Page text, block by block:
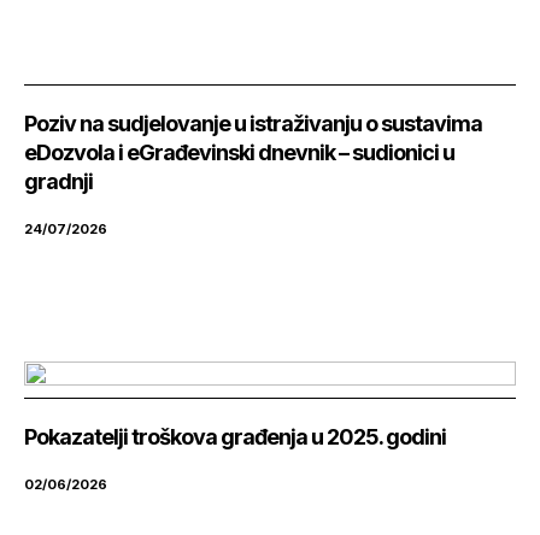
Poziv na sudjelovanje u istraživanju o sustavima
eDozvola i eGrađevinski dnevnik – sudionici u
gradnji
24/07/2026
Pokazatelji troškova građenja u 2025. godini
02/06/2026